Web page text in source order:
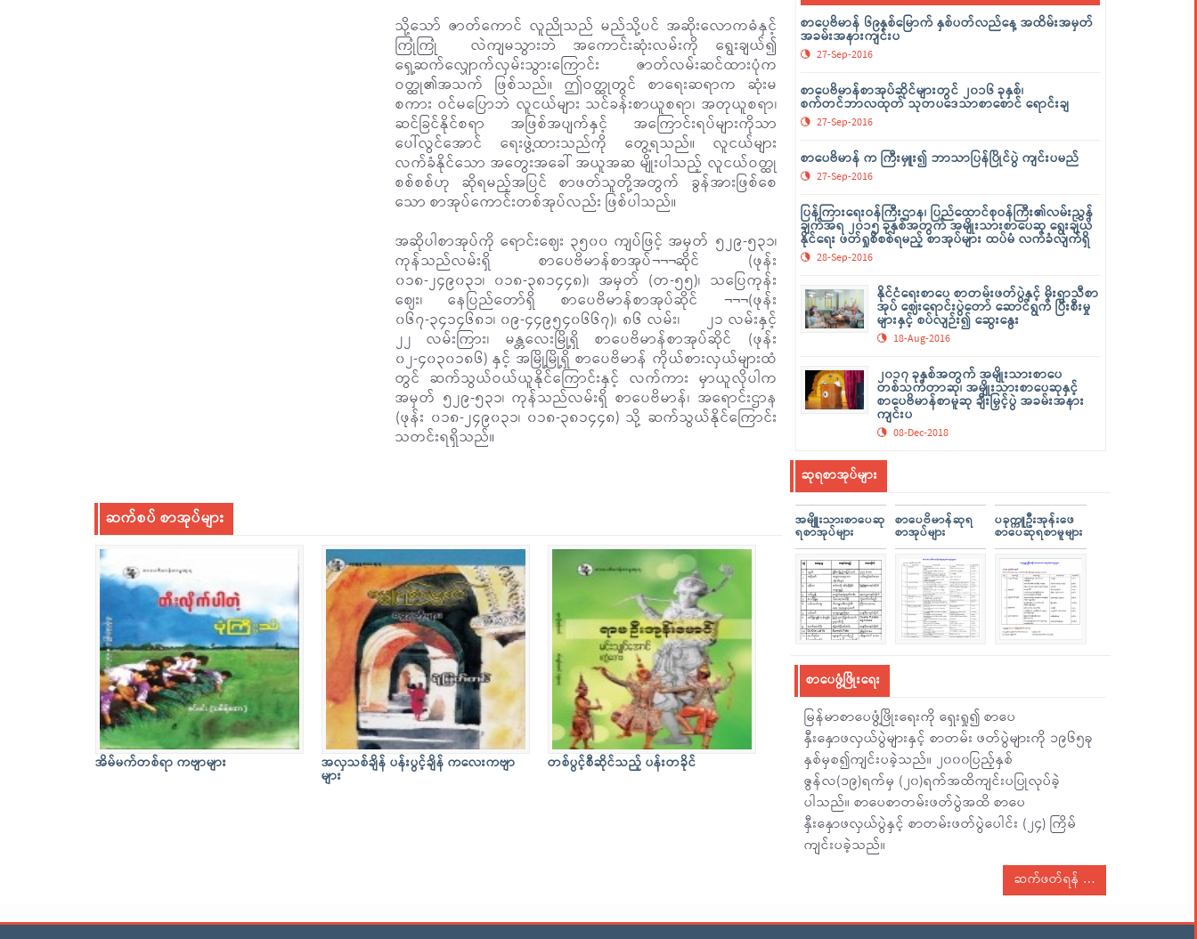
သို့သော် ဇာတ်ကောင် လူညိုသည် မည်သို့ပင် အဆိုးလောကဓံနှင့်
ကြုံကြုံ လဲကျမသွားဘဲ အကောင်းဆုံးလမ်းကို ရွေးချယ်၍
ရှေ့ဆက်လျှောက်လှမ်းသွားကြောင်း ဇာတ်လမ်းဆင်ထားပုံက
ဝတ္ထု၏အသက် ဖြစ်သည်။ ဤဝတ္ထုတွင် စာရေးဆရာက ဆုံးမ
စကား ဝင်မပြောဘဲ လူငယ်များ သင်ခန်းစာယူစရာ၊ အတုယူစရာ၊
ဆင်ခြင်နိုင်စရာ အဖြစ်အပျက်နှင့် အကြောင်းရပ်များကိုသာ
ပေါ်လွင်အောင် ရေးဖွဲ့ထားသည်ကို တွေ့ရသည်။ လူငယ်များ
လက်ခံနိုင်သော အတွေးအခေါ် အယူအဆ မျိုးပါသည့် လူငယ်ဝတ္ထု
စစ်စစ်ဟု ဆိုရမည့်အပြင် စာဖတ်သူတို့အတွက် ခွန်အားဖြစ်စေ
သော စာအုပ်ကောင်းတစ်အုပ်လည်း ဖြစ်ပါသည်။
အဆိုပါစာအုပ်ကို ရောင်းဈေး ၃၅၀၀ ကျပ်ဖြင့် အမှတ် ၅၂၉-၅၃၁၊
ကုန်သည်လမ်းရှိ စာပေဗိမာန်စာအုပ်¬¬¬¬ဆိုင် (ဖုန်း
၀၁၈-၂၄၉၀၃၁၊ ၀၁၈-၃၈၁၄၄၈)၊ အမှတ် (တ-၅၅)၊ သပြေကုန်း
ဈေး၊ နေပြည်တော်ရှိ စာပေဗိမာန်စာအုပ်ဆိုင် ¬¬¬(ဖုန်း
၀၆၇-၃၄၁၄၆၈၁၊ ၀၉-၄၄၉၅၄၀၆၆၇)၊ ၈၆ လမ်း၊ ၂၁ လမ်းနှင့်
၂၂ လမ်းကြား၊ မန္တလေးမြို့ရှိ စာပေဗိမာန်စာအုပ်ဆိုင် (ဖုန်း
၀၂-၄၀၃၀၁၈၆) နှင့် အမြို့မြို့ရှိ စာပေဗိမာန် ကိုယ်စားလှယ်များထံ
တွင် ဆက်သွယ်ဝယ်ယူနိုင်ကြောင်းနှင့် လက်ကား မှာယူလိုပါက
အမှတ် ၅၂၉-၅၃၁၊ ကုန်သည်လမ်းရှိ စာပေဗိမာန်၊ အရောင်းဌာန
(ဖုန်း ၀၁၈-၂၄၉၀၃၁၊ ၀၁၈-၃၈၁၄၄၈) သို့ ဆက်သွယ်နိုင်ကြောင်း
သတင်းရရှိသည်။
ဆက်စပ် စာအုပ်များ
အိမ်မက်တစ်ရာ ကဗျာများ အလှသစ်ချိန် ပန်းပွင့်ချိန် ကလေးကဗျာ
များ
တစ်ပွင့်စီဆိုင်သည့် ပန်းတခိုင်
စာပေဗိမာန် ၆၉နှစ်မြောက် နှစ်ပတ်လည်နေ့ အထိမ်းအမှတ်
အခမ်းအနားကျင်းပ
27-Sep-2016
စာပေဗိမာန်စာအုပ်ဆိုင်များတွင် ၂၀၁၆ ခုနှစ်၊
စက်တင်ဘာလထုတ် သုတပဒေသာစာစောင် ရောင်းချ
27-Sep-2016
စာပေဗိမာန် က ကြီးမှူး၍ ဘာသာပြန်ပြိုင်ပွဲ ကျင်းပမည်
27-Sep-2016
ပြန်ကြားရေးဝန်ကြီးဌာန၊ ပြည်ထောင်စုဝန်ကြီး၏လမ်းညွှန်
ချက်အရ ၂၀၁၅ ခုနှစ်အတွက် အမျိုးသားစာပေဆု ရွေးချယ်
နိုင်ရေး ဖတ်ရှုစိစစ်ရမည့် စာအုပ်များ ထပ်မံ လက်ခံလျက်ရှိ
28-Sep-2016
နိုင်ငံရေးစာပေ စာတမ်းဖတ်ပွဲနှင့် မိုးရာသီစာ
အုပ် ဈေးရောင်းပွဲတော် ဆောင်ရွက် ပြီးစီးမှု
များနှင့် စပ်လျဉ်း၍ ဆွေးနွေး
18-Aug-2016
၂၀၁၇ ခုနှစ်အတွက် အမျိုးသားစာပေ
တစ်သက်တာဆု၊ အမျိုးသားစာပေဆုနှင့်
စာပေဗိမာန်စာမူဆု ချီးမြှင့်ပွဲ အခမ်းအနား
ကျင်းပ
08-Dec-2018
ဆုရစာအုပ်များ
အမျိူးသားစာပေဆု
ရစာအုပ်များ
စာပေဗိမာန်ဆုရ
စာအုပ်များ
ပခုက္ကူဦးအုန်းဖေ
စာပေဆုရစာမူများ
စာပေဖွံ့ဖြိုးရေး
မြန်မာစာပေဖွံ့ဖြိုးရေးကို ရှေးရှု၍ စာပေ
နှီးနှောဖလှယ်ပွဲများနှင့် စာတမ်း ဖတ်ပွဲများကို ၁၉၆၅ခု
နှစ်မှစ၍ကျင်းပခဲ့သည်။ ၂၀၀၀ပြည့်နှစ်
ဇွန်လ(၁၉)ရက်မှ (၂၀)ရက်အထိကျင်းပပြုလုပ်ခဲ့
ပါသည်။ စာပေစာတမ်းဖတ်ပွဲအထိ စာပေ
နှီးနှောဖလှယ်ပွဲနှင့် စာတမ်းဖတ်ပွဲပေါင်း (၂၄) ကြိမ်
ကျင်းပခဲ့သည်။
ဆက်ဖတ်ရန်